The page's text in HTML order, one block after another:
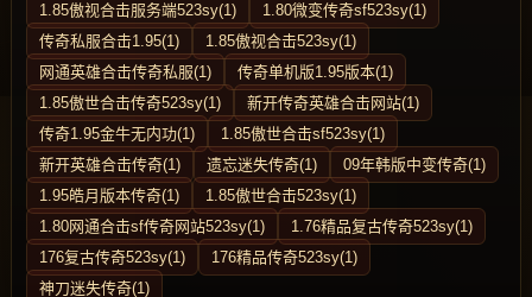
1.85傲视合击服务端523sy(1)
1.80微变传奇sf523sy(1)
传奇私服合击1.95(1)
1.85傲视合击523sy(1)
网通英雄合击传奇私服(1)
传奇单机版1.95版本(1)
1.85傲世合击传奇523sy(1)
新开传奇英雄合击网站(1)
传奇1.95金牛无内功(1)
1.85傲世合击sf523sy(1)
新开英雄合击传奇(1)
遗忘迷失传奇(1)
09年韩版中变传奇(1)
1.95皓月版本传奇(1)
1.85傲世合击523sy(1)
1.80网通合击sf传奇网站523sy(1)
1.76精品复古传奇523sy(1)
176复古传奇523sy(1)
176精品传奇523sy(1)
神刀迷失传奇(1)